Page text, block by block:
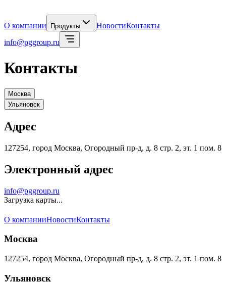
О компании Продукты НовостиКонтакты
info@pggroup.ru
Контакты
Москва
Ульяновск
Адрес
127254, город Москва, Огородный пр-д, д. 8 стр. 2, эт. 1 пом. 8
Электронный адрес
info@pggroup.ru
Загрузка карты...
О компанииНовостиКонтакты
Москва
127254, город Москва, Огородный пр-д, д. 8 стр. 2, эт. 1 пом. 8
Ульяновск